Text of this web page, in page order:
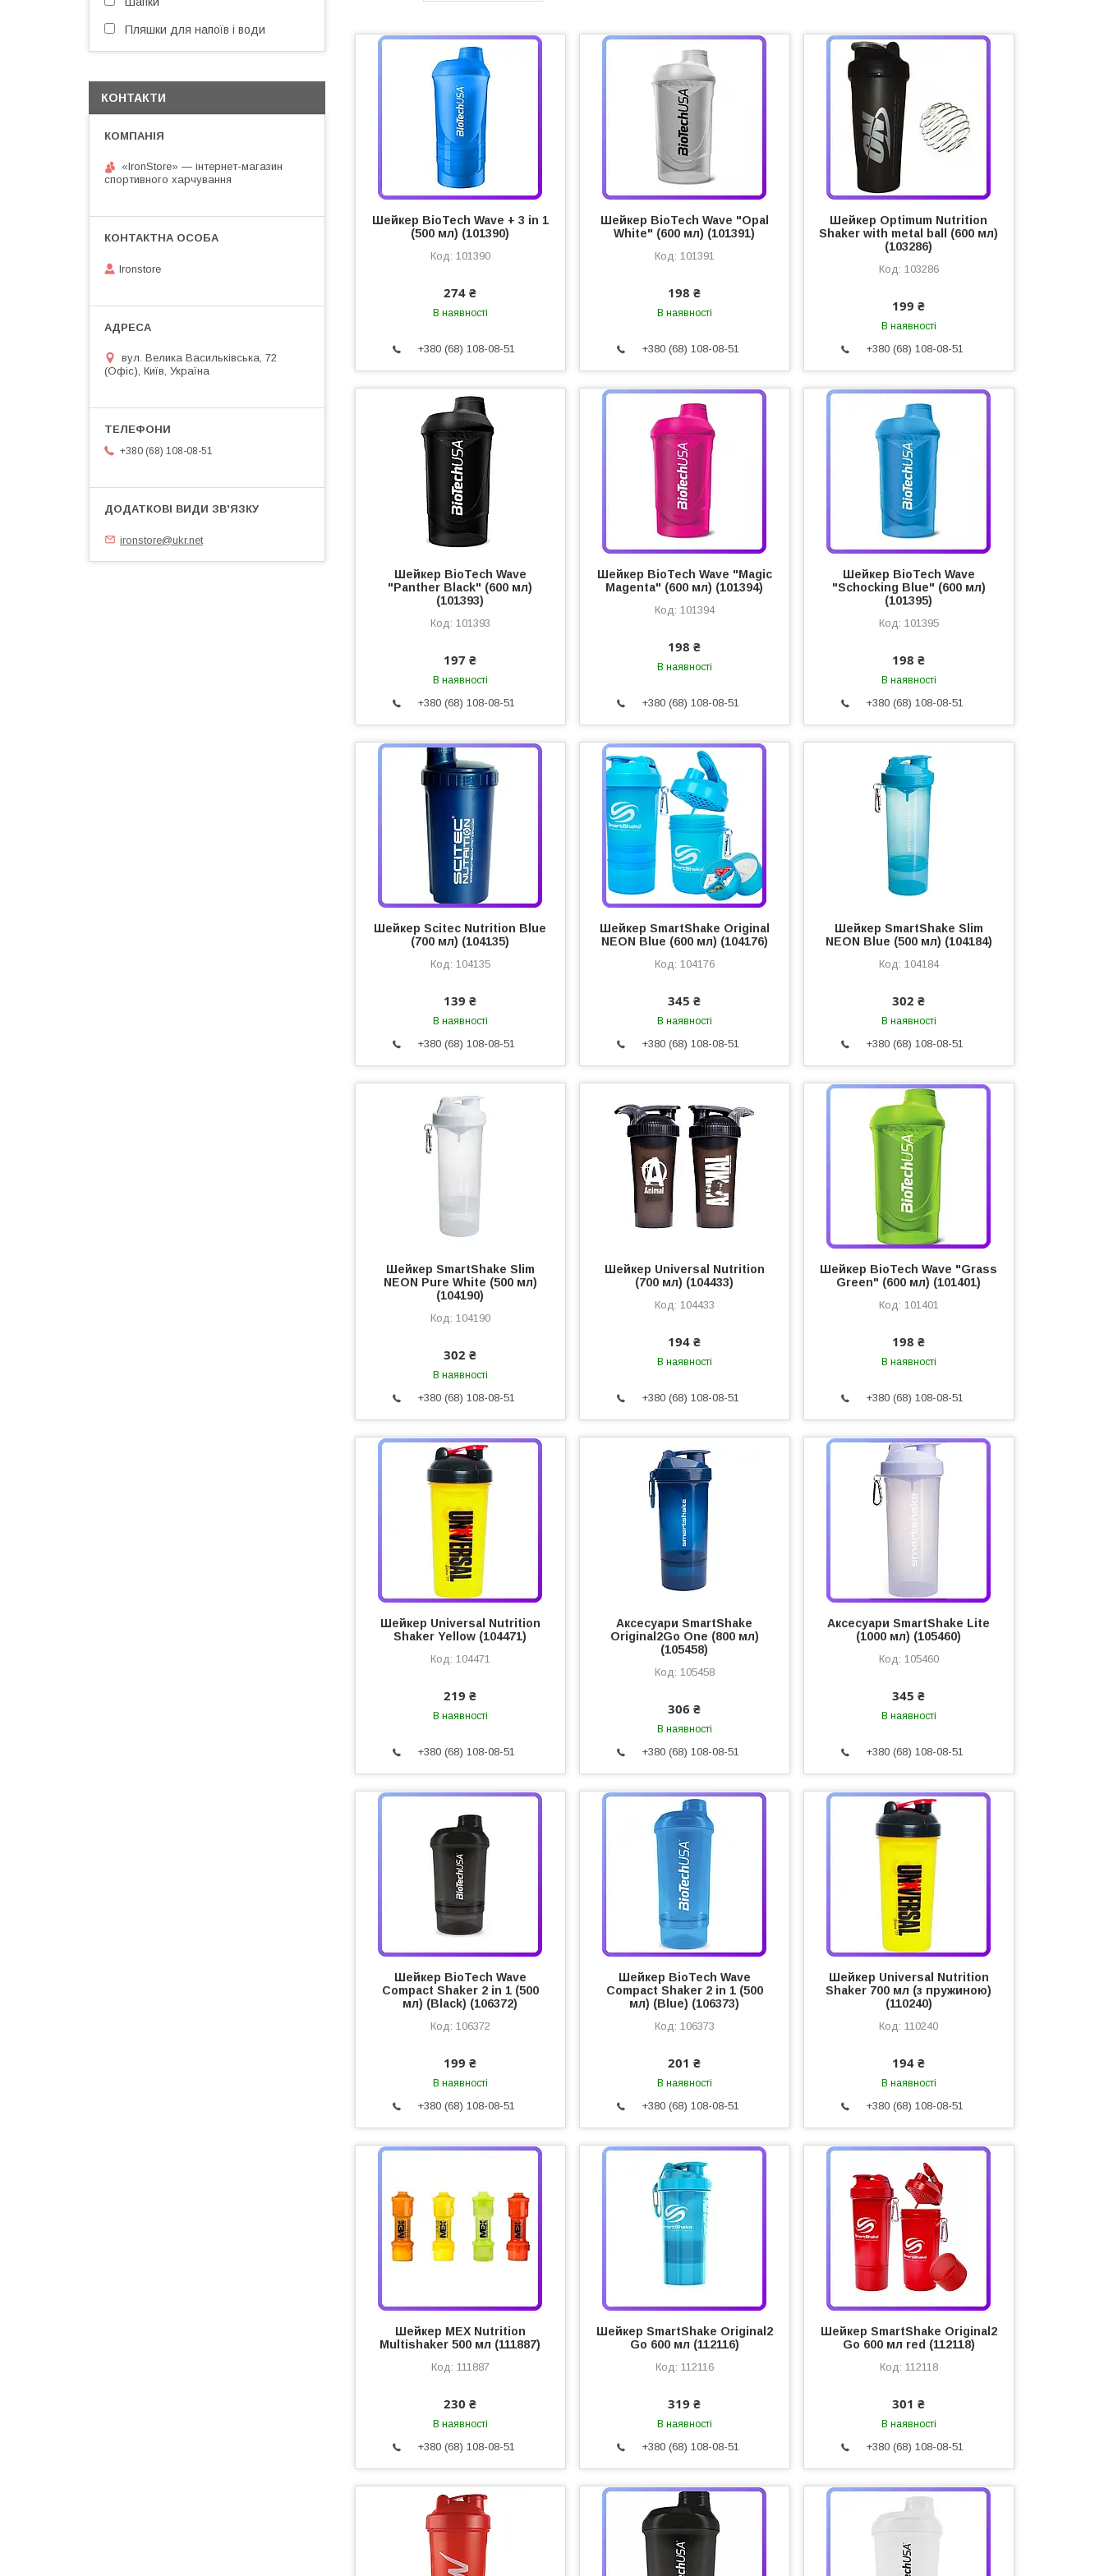
Шейкер BioTech Wave + 3 in 1
(500 мл) (101390)
101390
274 ₴
В наявності
+380 (68) 108-08-51
Шейкер BioTech Wave "Opal
White" (600 мл) (101391)
101391
198 ₴
В наявності
+380 (68) 108-08-51
Шейкер Optimum Nutrition
Shaker with metal ball (600 мл)
(103286)
103286
199 ₴
В наявності
+380 (68) 108-08-51
Шейкер BioTech Wave
"Panther Black" (600 мл)
(101393)
101393
197 ₴
В наявності
+380 (68) 108-08-51
Шейкер BioTech Wave "Magic
Magenta" (600 мл) (101394)
101394
198 ₴
В наявності
+380 (68) 108-08-51
Шейкер BioTech Wave
"Schocking Blue" (600 мл)
(101395)
101395
198 ₴
В наявності
+380 (68) 108-08-51
Шейкер Scitec Nutrition Blue
(700 мл) (104135)
104135
139 ₴
В наявності
+380 (68) 108-08-51
Шейкер SmartShake Original
NEON Blue (600 мл) (104176)
104176
345 ₴
В наявності
+380 (68) 108-08-51
Шейкер SmartShake Slim
NEON Blue (500 мл) (104184)
104184
302 ₴
В наявності
+380 (68) 108-08-51
Шейкер SmartShake Slim
NEON Pure White (500 мл)
(104190)
104190
302 ₴
В наявності
+380 (68) 108-08-51
Шейкер Universal Nutrition
(700 мл) (104433)
104433
194 ₴
В наявності
+380 (68) 108-08-51
Шейкер BioTech Wave "Grass
Green" (600 мл) (101401)
101401
198 ₴
В наявності
+380 (68) 108-08-51
Шейкер Universal Nutrition
Shaker Yellow (104471)
104471
219 ₴
В наявності
+380 (68) 108-08-51
Аксесуари SmartShake
Original2Go One (800 мл)
(105458)
105458
306 ₴
В наявності
+380 (68) 108-08-51
Аксесуари SmartShake Lite
(1000 мл) (105460)
105460
345 ₴
В наявності
+380 (68) 108-08-51
Шейкер BioTech Wave
Compact Shaker 2 in 1 (500
мл) (Black) (106372)
106372
199 ₴
В наявності
+380 (68) 108-08-51
Шейкер BioTech Wave
Compact Shaker 2 in 1 (500
мл) (Blue) (106373)
106373
201 ₴
В наявності
+380 (68) 108-08-51
Шейкер Universal Nutrition
Shaker 700 мл (з пружиною)
(110240)
110240
194 ₴
В наявності
+380 (68) 108-08-51
Шейкер MEX Nutrition
Multishaker 500 мл (111887)
111887
230 ₴
В наявності
+380 (68) 108-08-51
Шейкер SmartShake Original2
Go 600 мл (112116)
112116
319 ₴
В наявності
+380 (68) 108-08-51
Шейкер SmartShake Original2
Go 600 мл red (112118)
112118
301 ₴
В наявності
+380 (68) 108-08-51
Пляшки для напоїв і води
КОНТАКТИ
«IronStore» — інтернет-магазин
спортивного харчування
Ironstore
вул. Велика Васильківська, 72
(Офіс), Київ, Україна
+380 (68) 108-08-51
ironstore@ukr.net